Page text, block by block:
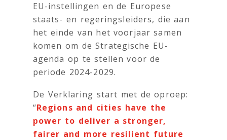
EU-instellingen en de Europese
staats- en regeringsleiders, die aan
het einde van het voorjaar samen
komen om de Strategische EU-
agenda op te stellen voor de
periode 2024-2029.
De Verklaring start met de oproep:
“Regions and cities have the
power to deliver a stronger,
fairer and more resilient future